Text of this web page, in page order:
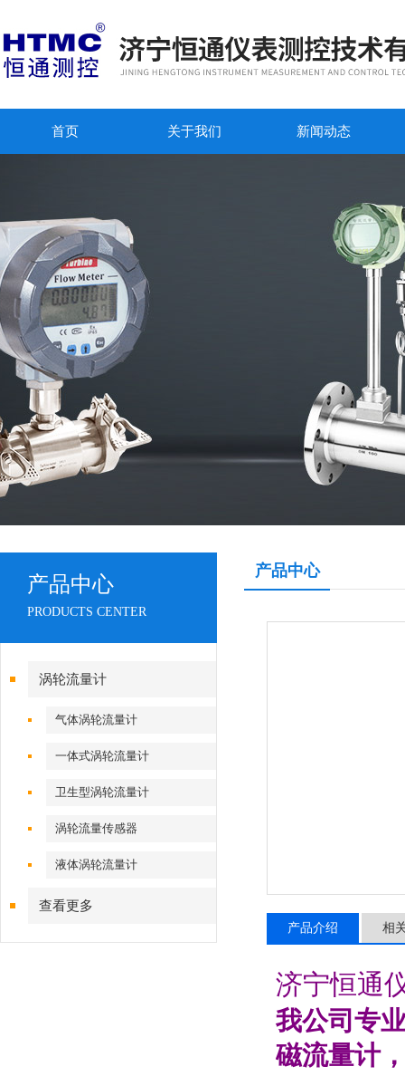
首页 关于我们 新闻动态
产品中心
PRODUCTS CENTER
涡轮流量计
气体涡轮流量计
一体式涡轮流量计
卫生型涡轮流量计
涡轮流量传感器
液体涡轮流量计
查看更多
产品中心
产品介绍 相
济宁恒通
我公司专
磁流量计